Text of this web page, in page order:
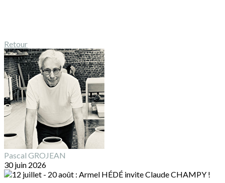
Retour
Pascal GROJEAN
30 juin 2026